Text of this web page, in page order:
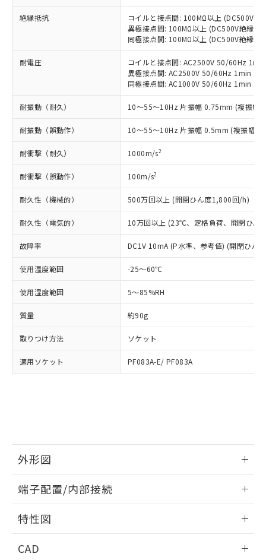
絶縁抵抗
コイルと接点間: 100MΩ以上 (DC500V絶
異極接点間: 100MΩ以上 (DC500V絶縁抵
同極接点間: 100MΩ以上 (DC500V絶縁抵
耐電圧
コイルと接点間: AC2500V 50/60Hz 1min
異極接点間: AC2500V 50/60Hz 1min
同極接点間: AC1000V 50/60Hz 1min
耐振動（耐久） 10～55～10Hz 片振幅 0.75mm (複振幅
耐振動（誤動作） 10～55～10Hz 片振幅 0.5mm (複振幅
耐衝撃（耐久） 1000m/s2
耐衝撃（誤動作） 100m/s2
耐久性（機械的） 500万回以上 (開閉ひん度1,800回/h)
耐久性（電気的） 10万回以上 (23℃、定格負荷、開閉ひん
故障率 DC1V 10mA (P水準、参考値) (開閉ひん
使用温度範囲 -25～60℃
使用湿度範囲 5～85%RH
質量 約90g
取りつけ方法 ソケット
適用ソケット PF083A-E/ PF083A
外形図
外形図
端子配置/内部接続
端子配置/内部接続
特性図
CAD
本サービスの対象外となる商品もある
ことをご了承ください。
在庫状況および標準価格照会結果は、
記載している更新日時点での社内デー
タに基づき作成されるものであり、閲
覧された時点での実際の在庫および標
準価格とは異なる場合があることをご
正式な納期状況および標準価格はお客
様のお取引先、またはお客様担当のオ
ムロン制御機器販売店・当社販売員に
ご相談ください。
オムロン制御機器販売店や当社販売拠
点は「
販売ネットワーク
在庫状況および標準価格結果を当社の
事前の承諾なく第三者に漏洩または開
示しないようお願いします。
マイパーツ機能（部品リスト作成サー
ビス）をご利用いただくには、I-Web
お客様が当ウェブサイト上で当社にご
および当社の共同利用者が、当社の製
品・サービスに関するお客様との取
引・商談に必要な範囲で利用すること
をご了承ください。
※当社の共同利用者とは、"個人情報
の共同利用に関して"
の「1.共同利
仕入先様の事情により、非含有部品として
いたものが、含有品と判明した場合などや
むを得ず変更することがあります。
鉛(Pb) 1000ppm以下、 水銀(Hg) 1000ppm以下、 カド
ミウム(Cd) 100ppm以下、
六価クロム(Cr(Ⅵ)) 1000ppm以下、ポリ臭化ビフェニル
ル) (DEHP)(別名：DOP) 1000ppm以下、フタル酸ブチ
ルベンジル（BBP） 1000ppm以下、フタル酸ジブチル
（DBP） 1000ppm以下、フタル酸ジイソブチル
(DIBP) 1000ppm以下
適用除外項目は除く。
フタル酸エステル類の４物質については閾値を超える意
図的な使用がないことを確認しています。
※2 対応予定月
部品在庫の切り替え状況などにより、予定
月が前後することがあります。
※3 非含有証明書ダウンロード
下記の非含有証明書をダウンロードするこ
EU RoHS指令（10物質）の非含有証明書
51物質の非含有証明書（当社基準）
荷製品に未対応品が混在することから備考
欄に対応日を記載しておりました。
していることから、特段のことがない限
り、2022年1月12日より割愛しておりま
す。
「×」：最大均質材料含有率が中国RoHSの
基準値を超えていることを示します。
「－」：未確認です。当社販売部門へお問
*中国RoHS10物質の基準値 (GB/T26572)：
Pb(鉛) :1000ppm、 Hg(水銀) : 1000ppm、 Cd(カドミウ
Cr(Ⅵ)(六価クロム) : 1000ppm、 PBBs(ポリ臭化ビフェ
ニル類) : 1000ppm、 PBDEs(ポリ臭化ジフェニルエーテ
ル類) : 1000ppm、
DBP(フタル酸ジブチル) : 1000ppm、 DIBP(フタル酸ジ
イソブチル) : 1000ppm、 BBP(フタル酸ブチルベンジ
DEHP(フタル酸ビス(2-エチルヘキシル)) : 1000ppm
※2 環境保護使用期限
「ｅ」：有害物質（10物質）のすべてが基
準値以下であることを示します。
「10」：通常の使用状況下において有害物
質が外部に漏えいし、環境に深刻な影響を
及ぼさない年数を意味します。
「－」：未確認です。当社販売部門へお問
い合わせください。
当社は、これら貴社製品のうち、外国
為替および外国貿易法に定める商品
（以下｢規制貨物等」という）を輸出
または国外への提供する場合は、日本
国政府の輸出許可(または役務取引許
可)を取得するなどの必要な手続きを
当社は規制貨物を破棄する場合は、完
全に破砕するなど、違法に輸出されな
いよう必要な手段を講じます。
当社は貴社製品を、核兵器、ミサイ
ル、化学兵器、生物兵器またはその他
武器並びにこれらの製造装置等に一切
使用いたしません。
当社は、貴社製品を第三者に販売する
場合は、上記1、2および3の内容を当
該第三者に通知します。また当社は、
販売先および販売に係わる関係者が違
法に輸出するおそれがある場合は、取
り引きをいたしません。
○ 一定数以上の在庫あり
△ 一定数には満たないが在庫あり
－
在庫なし(最新の在庫状況につ
いては、お客様のお取引先、ま
たはお客様担当のオムロン制御
機器販売店・当社販売員にご確
認ください)
情報を公開していない機種